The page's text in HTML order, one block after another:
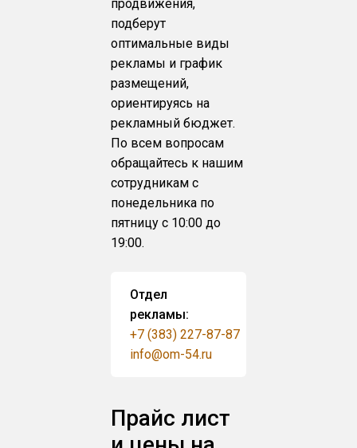
продвижения,
подберут
оптимальные виды
рекламы и график
размещений,
ориентируясь на
рекламный бюджет.
По всем вопросам
обращайтесь к нашим
сотрудникам с
понедельника по
пятницу с 10:00 до
19:00.
Отдел
рекламы:
+7 (383) 227-87-87
info@om-54.ru
Прайс лист